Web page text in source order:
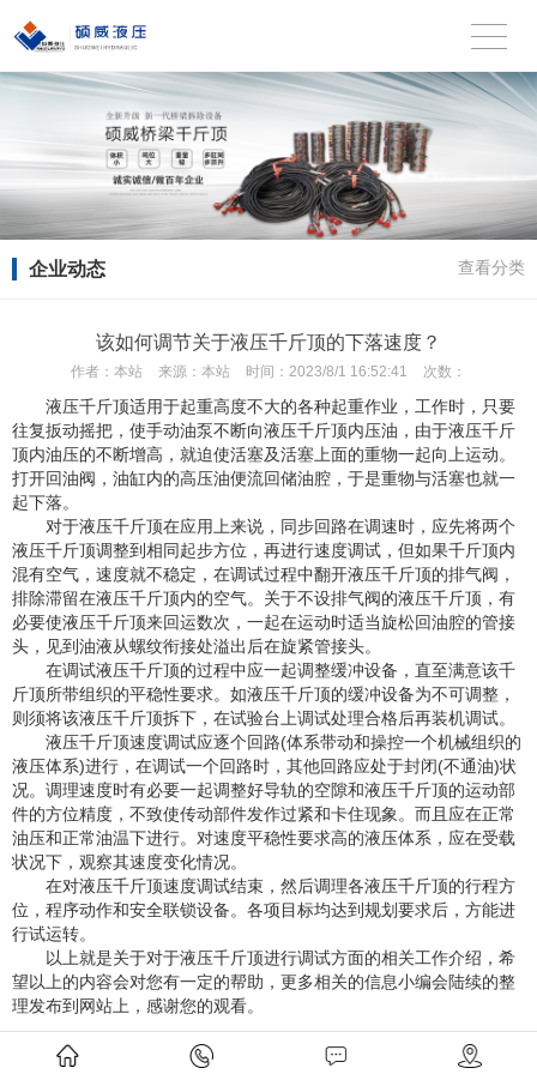
企业动态 查看分类
该如何调节关于液压千斤顶的下落速度？
作者： 本站 来源： 本站 时间： 2023/8/1 16:52:41 次数：
液压千斤顶适用于起重高度不大的各种起重作业，工作时，只要
往复扳动摇把，使手动油泵不断向液压千斤顶内压油，由于液压千斤
顶内油压的不断增高，就迫使活塞及活塞上面的重物一起向上运动。
打开回油阀，油缸内的高压油便流回储油腔，于是重物与活塞也就一
起下落。
对于液压千斤顶在应用上来说，同步回路在调速时，应先将两个
液压千斤顶调整到相同起步方位，再进行速度调试，但如果千斤顶内
混有空气，速度就不稳定，在调试过程中翻开液压千斤顶的排气阀，
排除滞留在液压千斤顶内的空气。关于不设排气阀的液压千斤顶，有
必要使液压千斤顶来回运数次，一起在运动时适当旋松回油腔的管接
头，见到油液从螺纹衔接处溢出后在旋紧管接头。
在调试液压千斤顶的过程中应一起调整缓冲设备，直至满意该千
斤顶所带组织的平稳性要求。如液压千斤顶的缓冲设备为不可调整，
则须将该液压千斤顶拆下，在试验台上调试处理合格后再装机调试。
液压千斤顶速度调试应逐个回路(体系带动和操控一个机械组织的
液压体系)进行，在调试一个回路时，其他回路应处于封闭(不通油)状
况。调理速度时有必要一起调整好导轨的空隙和液压千斤顶的运动部
件的方位精度，不致使传动部件发作过紧和卡住现象。而且应在正常
油压和正常油温下进行。对速度平稳性要求高的液压体系，应在受载
状况下，观察其速度变化情况。
在对液压千斤顶速度调试结束，然后调理各液压千斤顶的行程方
位，程序动作和安全联锁设备。各项目标均达到规划要求后，方能进
行试运转。
以上就是关于对于液压千斤顶进行调试方面的相关工作介绍，希
望以上的内容会对您有一定的帮助，更多相关的信息小编会陆续的整
理发布到网站上，感谢您的观看。
上一条：
行业知识 对液压千斤顶进行合理包装的重要性